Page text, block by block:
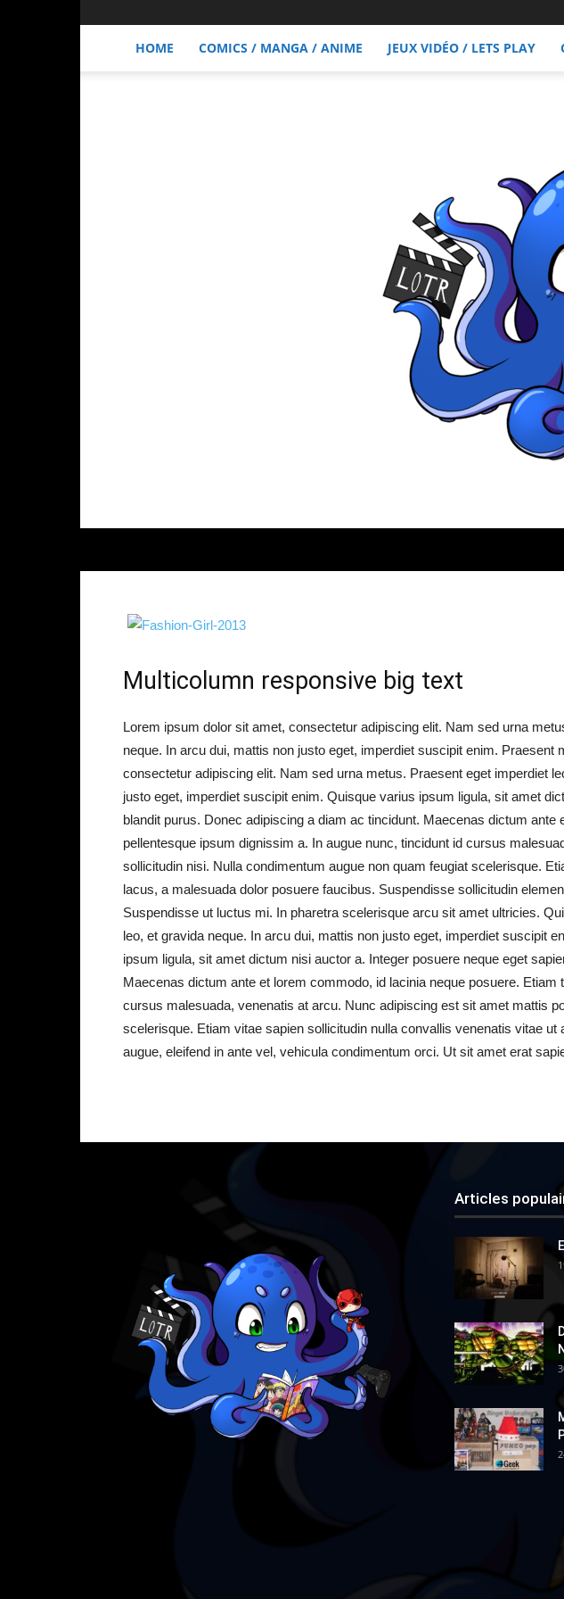
HOME COMICS / MANGA / ANIME JEUX VIDÉO / LETS PLAY
Multicolumn responsive big text
Lorem ipsum dolor sit amet, consectetur adipiscing elit. Nam sed urna
neque. In arcu dui, mattis non justo eget, imperdiet suscipit enim.
consectetur adipiscing elit. Nam sed urna metus. Praesent eget imperdiet
justo eget, imperdiet suscipit enim. Quisque varius ipsum ligula, sit amet
blandit purus. Donec adipiscing a diam ac tincidunt. Maecenas dictum
pellentesque ipsum dignissim a. In augue nunc, tincidunt id cursus
sollicitudin nisi. Nulla condimentum augue non quam feugiat scelerisque.
lacus, a malesuada dolor posuere faucibus. Suspendisse sollicitudin
Suspendisse ut luctus mi. In pharetra scelerisque arcu sit amet ultricies.
leo, et gravida neque. In arcu dui, mattis non justo eget, imperdiet suscipit
ipsum ligula, sit amet dictum nisi auctor a. Integer posuere neque eget
Maecenas dictum ante et lorem commodo, id lacinia neque posuere.
cursus malesuada, venenatis at arcu. Nunc adipiscing est sit amet mattis
scelerisque. Etiam vitae sapien sollicitudin nulla convallis venenatis vitae
augue, eleifend in ante vel, vehicula condimentum orci. Ut sit amet erat
Articles